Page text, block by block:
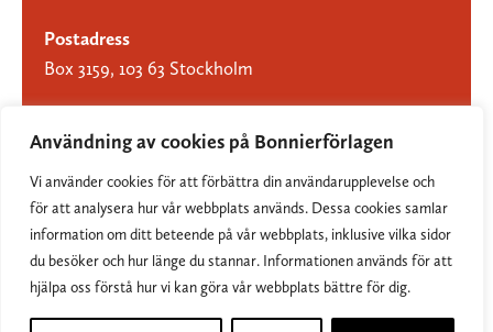
Användning av cookies på Bonnierförlagen
Vi använder cookies för att förbättra din användarupplevelse och
för att analysera hur vår webbplats används. Dessa cookies samlar
information om ditt beteende på vår webbplats, inklusive vilka sidor
du besöker och hur länge du stannar. Informationen används för att
hjälpa oss förstå hur vi kan göra vår webbplats bättre för dig.
Postadress
Box 3159, 103 63 Stockholm
Om Bonnierförlagen
Cookies
Integritetspolicy